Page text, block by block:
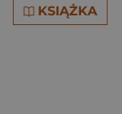
KSIĄŻKA